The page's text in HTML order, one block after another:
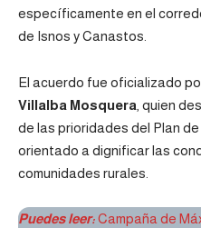
específicamente en el
de Isnos y Canastos.
El acuerdo fue oficializado
Villalba Mosquera , quien
de las prioridades del Plan
orientado a dignificar las
comunidades rurales.
Puedes leer:Campaña de